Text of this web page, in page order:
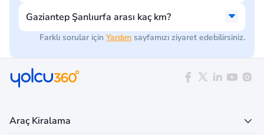
Gaziantep Şanlıurfa arası kaç km?
Farklı sorular için Yardım sayfamızı ziyaret edebilirsiniz.
Araç Kiralama